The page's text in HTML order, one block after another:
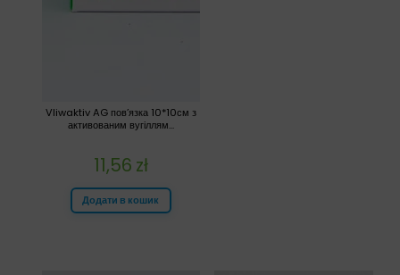
Vliwaktiv AG пов’язка 10*10см з
активованим вугіллям...
11,56 zł
Додати в кошик